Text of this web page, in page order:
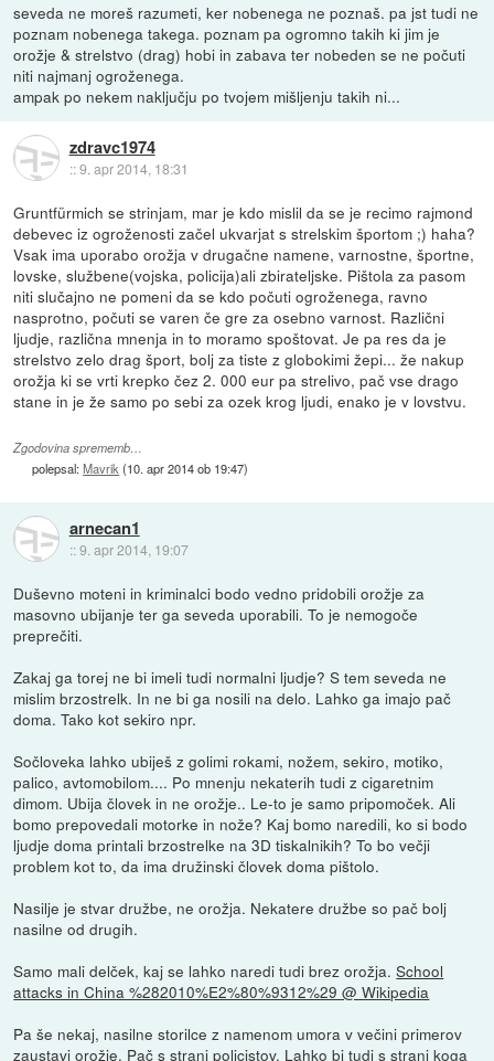
seveda ne moreš razumeti, ker nobenega ne poznaš. pa jst tudi ne
poznam nobenega takega. poznam pa ogromno takih ki jim je
orožje & strelstvo (drag) hobi in zabava ter nobeden se ne počuti
niti najmanj ogroženega.
ampak po nekem naključju po tvojem mišljenju takih ni...
zdravc1974
::9. apr 2014, 18:31
Gruntfürmich se strinjam, mar je kdo mislil da se je recimo rajmond
debevec iz ogroženosti začel ukvarjat s strelskim športom ;) haha?
Vsak ima uporabo orožja v drugačne namene, varnostne, športne,
lovske, službene(vojska, policija)ali zbirateljske. Pištola za pasom
niti slučajno ne pomeni da se kdo počuti ogroženega, ravno
nasprotno, počuti se varen če gre za osebno varnost. Različni
ljudje, različna mnenja in to moramo spoštovat. Je pa res da je
strelstvo zelo drag šport, bolj za tiste z globokimi žepi... že nakup
orožja ki se vrti krepko čez 2. 000 eur pa strelivo, pač vse drago
stane in je že samo po sebi za ozek krog ljudi, enako je v lovstvu.
Zgodovina sprememb…
polepsal:Mavrik (10. apr 2014 ob 19:47)
arnecan1
::9. apr 2014, 19:07
Duševno moteni in kriminalci bodo vedno pridobili orožje za
masovno ubijanje ter ga seveda uporabili. To je nemogoče
preprečiti.
Zakaj ga torej ne bi imeli tudi normalni ljudje? S tem seveda ne
mislim brzostrelk. In ne bi ga nosili na delo. Lahko ga imajo pač
doma. Tako kot sekiro npr.
Sočloveka lahko ubiješ z golimi rokami, nožem, sekiro, motiko,
palico, avtomobilom.... Po mnenju nekaterih tudi z cigaretnim
dimom. Ubija človek in ne orožje.. Le-to je samo pripomoček. Ali
bomo prepovedali motorke in nože? Kaj bomo naredili, ko si bodo
ljudje doma printali brzostrelke na 3D tiskalnikih? To bo večji
problem kot to, da ima družinski človek doma pištolo.
Nasilje je stvar družbe, ne orožja. Nekatere družbe so pač bolj
nasilne od drugih.
Samo mali delček, kaj se lahko naredi tudi brez orožja.School
attacks in China %282010%E2%80%9312%29 @ Wikipedia
Pa še nekaj, nasilne storilce z namenom umora v večini primerov
zaustavi orožje. Pač s strani policistov. Lahko bi tudi s strani koga